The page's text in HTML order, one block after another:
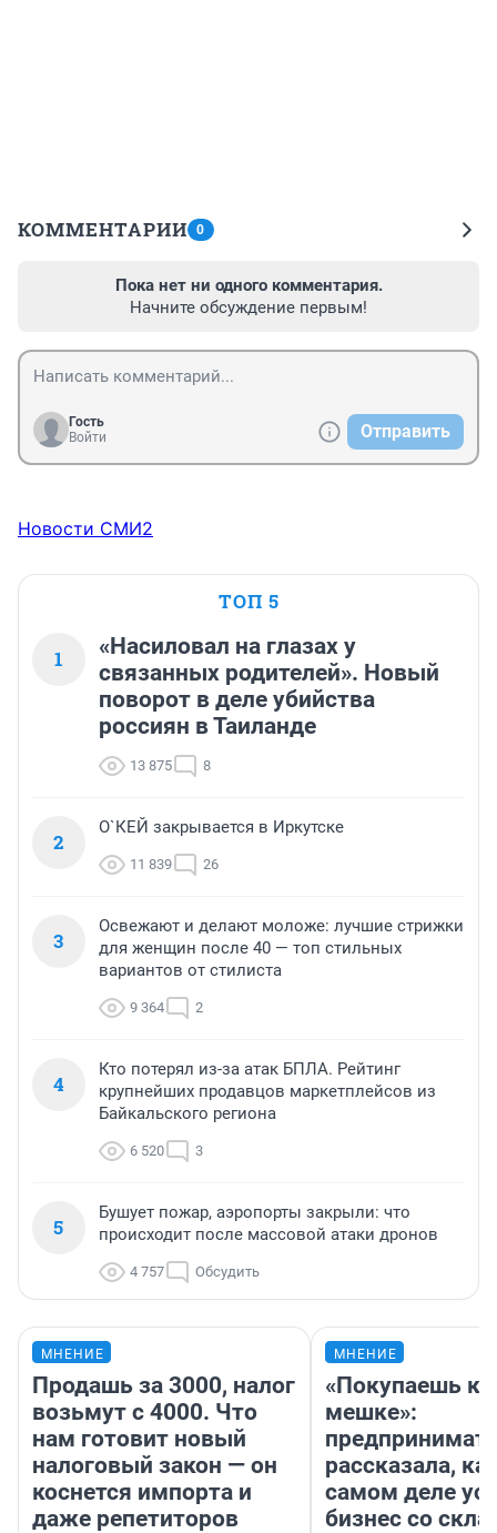
КОММЕНТАРИИ 0
Пока нет ни одного комментария.
Начните обсуждение первым!
Гость
Войти
Отправить
Новости СМИ2
ТОП 5
1
«Насиловал на глазах у
связанных родителей». Новый
поворот в деле убийства
россиян в Таиланде
13 875 8
2
О`КЕЙ закрывается в Иркутске
11 839 26
3
Освежают и делают моложе: лучшие стрижки
для женщин после 40 — топ стильных
вариантов от стилиста
9 364 2
4
Кто потерял из-за атак БПЛА. Рейтинг
крупнейших продавцов маркетплейсов из
Байкальского региона
6 520 3
5
Бушует пожар, аэропорты закрыли: что
происходит после массовой атаки дронов
4 757 Обсудить
МНЕНИЕ
Продашь за 3000, налог
возьмут с 4000. Что
нам готовит новый
налоговый закон — он
коснется импорта и
даже репетиторов
МНЕНИЕ
«Покупаешь
мешке»:
рассказала,
самом деле
бизнес со